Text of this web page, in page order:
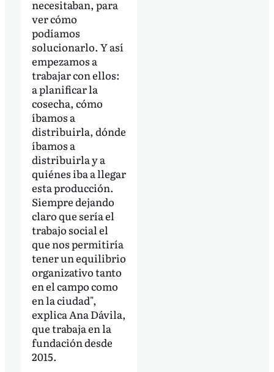
necesitaban, para
ver cómo
podíamos
solucionarlo. Y así
empezamos a
trabajar con ellos:
a planificar la
cosecha, cómo
íbamos a
distribuirla, dónde
íbamos a
distribuirla y a
quiénes iba a llegar
esta producción.
Siempre dejando
claro que sería el
trabajo social el
que nos permitiría
tener un equilibrio
organizativo tanto
en el campo como
en la ciudad",
explica Ana Dávila,
que trabaja en la
fundación desde
2015.